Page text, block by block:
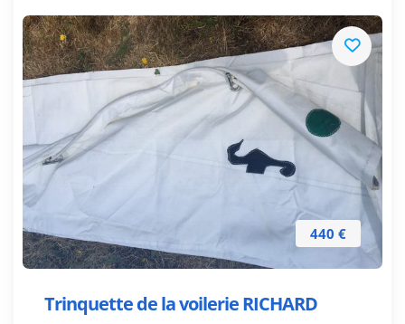
440 €
Trinquette de la voilerie RICHARD